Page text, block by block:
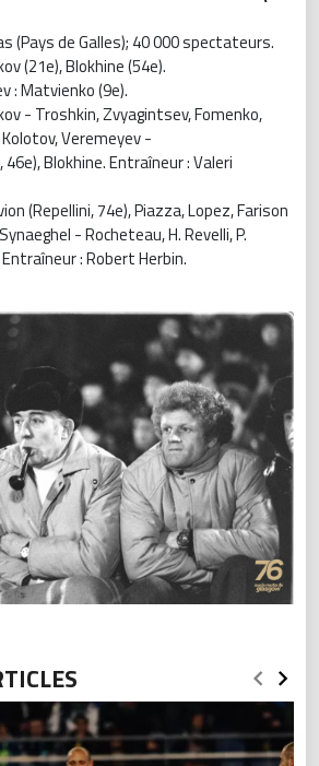
(Pays de Galles); 40 000 spectateurs.
(21e), Blokhine (54e).
: Matvienko (9e).
- Troshkin, Zvyagintsev, Fomenko,
Veremeyev -
Blokhine. Entraîneur : Valeri
(Repellini, 74e), Piazza, Lopez, Farison
- Rocheteau, H. Revelli, P.
: Robert Herbin.